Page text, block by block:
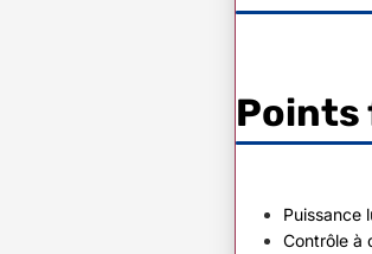
Points
Puissance
Contrôle à